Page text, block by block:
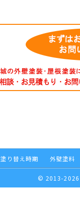
塗り替え時期 外壁塗料
© 2013-2026